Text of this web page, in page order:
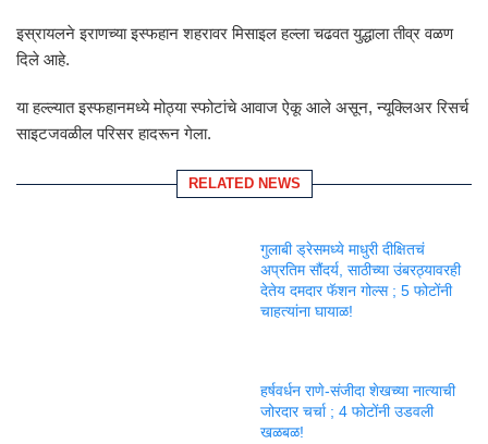
इस्रायलने इराणच्या इस्फहान शहरावर मिसाइल हल्ला चढवत युद्धाला तीव्र वळण
दिले आहे.
या हल्ल्यात इस्फहानमध्ये मोठ्या स्फोटांचे आवाज ऐकू आले असून, न्यूक्लिअर रिसर्च
साइटजवळील परिसर हादरून गेला.
RELATED NEWS
गुलाबी ड्रेसमध्ये माधुरी दीक्षितचं
अप्रतिम सौंदर्य, साठीच्या उंबरठ्यावरही
देतेय दमदार फॅशन गोल्स ; 5 फोटोंनी
चाहत्यांना घायाळ!
हर्षवर्धन राणे-संजीदा शेखच्या नात्याची
जोरदार चर्चा ; 4 फोटोंनी उडवली
खळबळ!